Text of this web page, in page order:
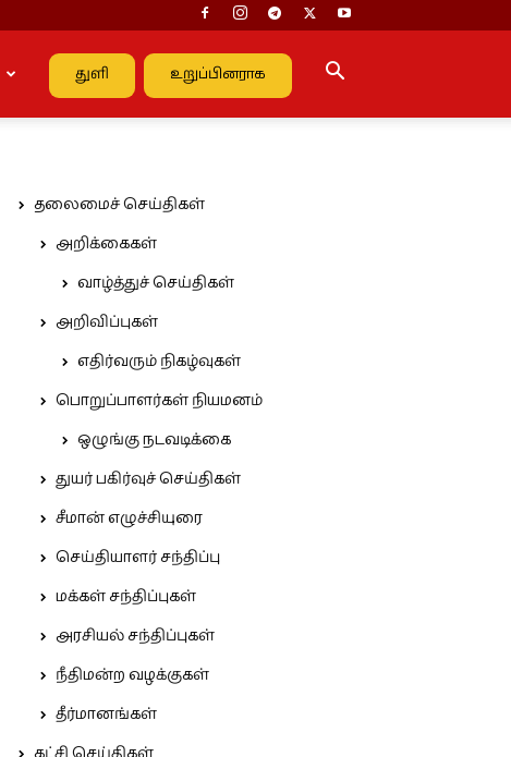
துளி உறுப்பினராக
தலைமைச் செய்திகள்
அறிக்கைகள்
வாழ்த்துச் செய்திகள்
அறிவிப்புகள்
எதிர்வரும் நிகழ்வுகள்
பொறுப்பாளர்கள் நியமனம்
ஒழுங்கு நடவடிக்கை
துயர் பகிர்வுச் செய்திகள்
சீமான் எழுச்சியுரை
செய்தியாளர் சந்திப்பு
மக்கள் சந்திப்புகள்
அரசியல் சந்திப்புகள்
நீதிமன்ற வழக்குகள்
தீர்மானங்கள்